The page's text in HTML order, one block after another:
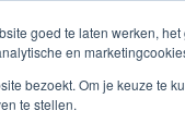
goed te laten werken,
en
bezoekt. Om je keuze te
te stellen.
Onze